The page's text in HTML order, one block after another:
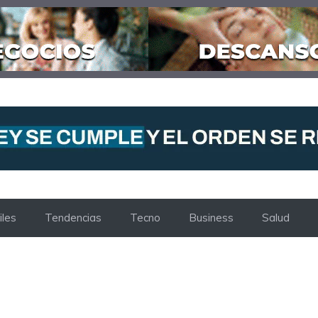
Tendencias Tecno Business Salud